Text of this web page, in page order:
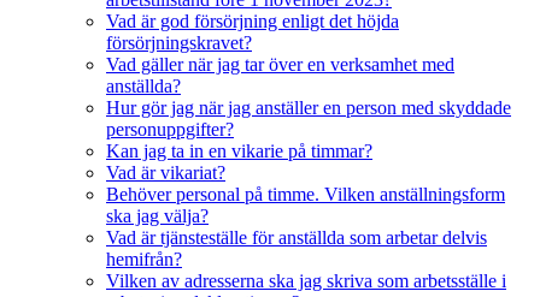
Vad är god försörjning enligt det höjda
försörjningskravet?
Vad gäller när jag tar över en verksamhet med
anställda?
Hur gör jag när jag anställer en person med skyddade
personuppgifter?
Kan jag ta in en vikarie på timmar?
Vad är vikariat?
Behöver personal på timme. Vilken anställningsform
ska jag välja?
Vad är tjänsteställe för anställda som arbetar delvis
hemifrån?
Vilken av adresserna ska jag skriva som arbetsställe i